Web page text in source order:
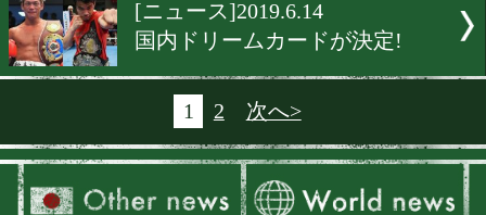
[試合後感想]2019.6.20
拳四朗と久田哲也はこう見
[予備検診]2019.6.17
井岡一翔「リーチ差6.3㎝
なし」